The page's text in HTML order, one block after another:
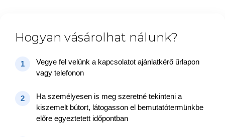
Hogyan vásárolhat nálunk?
1
Vegye fel velünk a kapcsolatot ajánlatkérő űrlapon
vagy telefonon
2
Ha személyesen is meg szeretné tekinteni a
kiszemelt bútort, látogasson el bemutatótermünkbe
előre egyeztetett időpontban